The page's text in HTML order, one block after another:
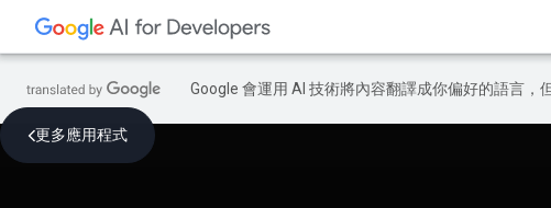
Google 會運用 AI 技術將內容翻譯成你偏好的語言，
更多應用程式